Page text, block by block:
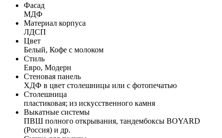
Фасад
МДФ
Материал корпуса
ЛДСП
Цвет
Белый, Кофе с молоком
Стиль
Евро, Модерн
Стеновая панель
ХДФ в цвет столешницы или с фотопечатью
Столешница
пластиковая; из искусственного камня
Выкатные системы
ПВШ полного открывания, тандембоксы BOYARD
(Россия) и др.